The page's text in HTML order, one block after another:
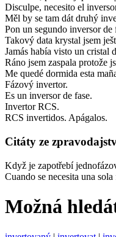
Disculpe, necesito el
Měl by se tam dát druhý
Pon un segundo inversor de
Takový data krystal jsem
Jamás había visto un cristal
Ráno jsem zaspala protože
Me quedé dormida esta
Fázový invertor.
Es un inversor de fase.
Invertor RCS.
RCS invertidos. Apágalos.
Citáty ze
Když je zapotřebí
Cuando se necesita una
Možná